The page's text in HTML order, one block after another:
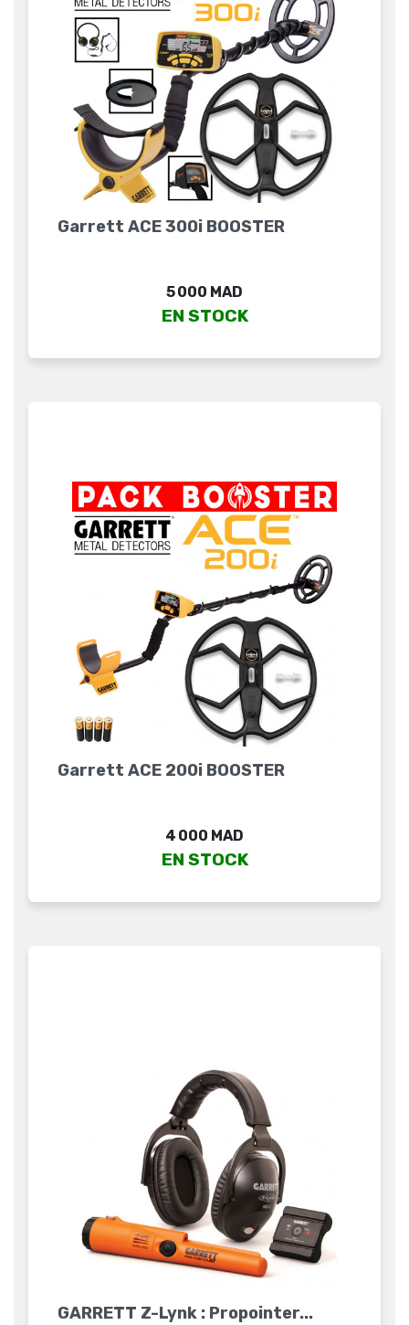
Garrett ACE 300i BOOSTER
Prix
5 000 MAD
EN STOCK
Garrett ACE 200i BOOSTER
Prix
4 000 MAD
EN STOCK
GARRETT Z-Lynk : Propointer...